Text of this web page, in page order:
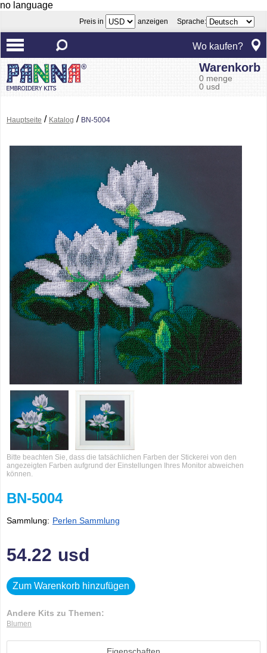
no language
Preis in anzeigen Sprache:
Wo kaufen?
Warenkorb
0 menge
0 usd
Hauptseite / Katalog / BN-5004
Bitte beachten Sie, dass die tatsächlichen Farben der Stickerei von den
angezeigten Farben aufgrund der Einstellungen Ihres Monitor abweichen
können.
BN-5004
Sammlung: Perlen Sammlung
54.22 usd
Zum Warenkorb hinzufügen
Andere Kits zu Themen:
Blumen